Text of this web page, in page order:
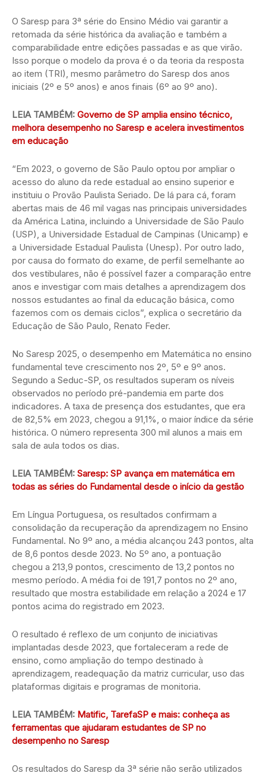
O Saresp para 3ª série do Ensino Médio vai garantir a
retomada da série histórica da avaliação e também a
comparabilidade entre edições passadas e as que virão.
Isso porque o modelo da prova é o da teoria da resposta
ao item (TRI), mesmo parâmetro do Saresp dos anos
iniciais (2º e 5º anos) e anos finais (6º ao 9º ano).
LEIA TAMBÉM: Governo de SP amplia ensino técnico,
melhora desempenho no Saresp e acelera investimentos
em educação
“Em 2023, o governo de São Paulo optou por ampliar o
acesso do aluno da rede estadual ao ensino superior e
instituiu o Provão Paulista Seriado. De lá para cá, foram
abertas mais de 46 mil vagas nas principais universidades
da América Latina, incluindo a Universidade de São Paulo
(USP), a Universidade Estadual de Campinas (Unicamp) e
a Universidade Estadual Paulista (Unesp). Por outro lado,
por causa do formato do exame, de perfil semelhante ao
dos vestibulares, não é possível fazer a comparação entre
anos e investigar com mais detalhes a aprendizagem dos
nossos estudantes ao final da educação básica, como
fazemos com os demais ciclos”, explica o secretário da
Educação de São Paulo, Renato Feder.
No Saresp 2025, o desempenho em Matemática no ensino
fundamental teve crescimento nos 2º, 5º e 9º anos.
Segundo a Seduc-SP, os resultados superam os níveis
observados no período pré-pandemia em parte dos
indicadores. A taxa de presença dos estudantes, que era
de 82,5% em 2023, chegou a 91,1%, o maior índice da série
histórica. O número representa 300 mil alunos a mais em
sala de aula todos os dias.
LEIA TAMBÉM: Saresp: SP avança em matemática em
todas as séries do Fundamental desde o início da gestão
Em Língua Portuguesa, os resultados confirmam a
consolidação da recuperação da aprendizagem no Ensino
Fundamental. No 9º ano, a média alcançou 243 pontos, alta
de 8,6 pontos desde 2023. No 5º ano, a pontuação
chegou a 213,9 pontos, crescimento de 13,2 pontos no
mesmo período. A média foi de 191,7 pontos no 2º ano,
resultado que mostra estabilidade em relação a 2024 e 17
pontos acima do registrado em 2023.
O resultado é reflexo de um conjunto de iniciativas
implantadas desde 2023, que fortaleceram a rede de
ensino, como ampliação do tempo destinado à
aprendizagem, readequação da matriz curricular, uso das
plataformas digitais e programas de monitoria.
LEIA TAMBÉM: Matific, TarefaSP e mais: conheça as
ferramentas que ajudaram estudantes de SP no
desempenho no Saresp
Os resultados do Saresp da 3ª série não serão utilizados